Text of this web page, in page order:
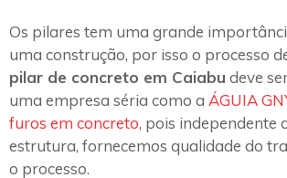
Os pilares tem uma grande
uma construção, por isso o processo
pilar de concreto em Caiabu deve
uma empresa séria como a ÁGUIA
furos em concreto, pois independente
estrutura, fornecemos qualidade do
o processo.